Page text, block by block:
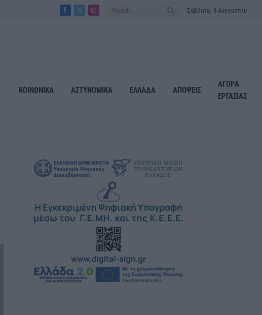
Facebook
X
Instagram
Σάββατο, 8 Αυγούστου
ΚΟΙΝΩΝΙΚΑ ΑΣΤΥΝΟΜΙΚΑ ΕΛΛΑΔΑ ΑΠΟΨΕΙΣ
ΑΓΟΡΑ
ΕΡΓΑΣΙΑΣ